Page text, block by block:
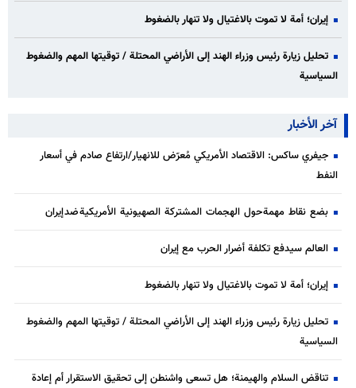
إيران؛ أمة لا تموت بالاغتيال ولا تنهار بالضغوط
تحليل زيارة رئيس وزراء الهند إلى الأراضي المحتلة / توقيتها المهم والضغوط
السياسية
آخر الأخبار
جيفري ساكس: الاقتصاد الأمريكي مُعرّض للانهيار/ارتفاع صادم في أسعار
النفط
بضع نقاط مهمة حول الهجمات المشتركة الصهيونية الأمريكية ضد إيران
العالم سيدفع تكلفة أضرار الحرب مع إيران
إيران؛ أمة لا تموت بالاغتيال ولا تنهار بالضغوط
تحليل زيارة رئيس وزراء الهند إلى الأراضي المحتلة / توقيتها المهم والضغوط
السياسية
تناقض السلام والهيمنة؛ هل تسعى واشنطن إلى تحقيق الاستقرار أم إعادة